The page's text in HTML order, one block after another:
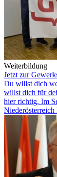
Weiterbildung
Jetzt zur
Du willst dich
willst dich für
hier richtig. Im
Niederösterreich